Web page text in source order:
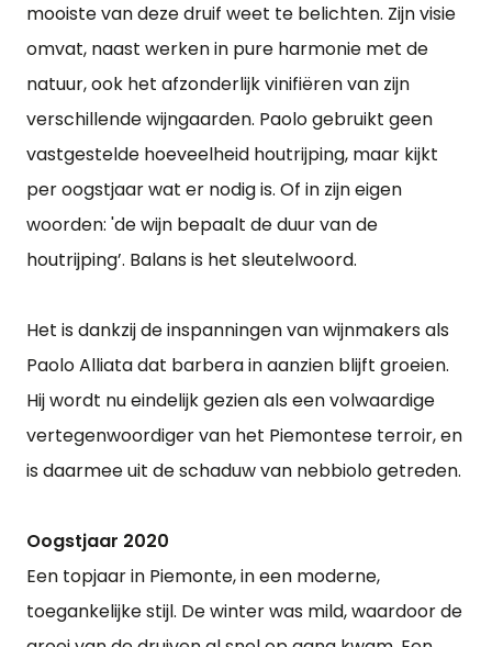
mooiste van deze druif weet te belichten. Zijn visie
omvat, naast werken in pure harmonie met de
natuur, ook het afzonderlijk vinifiëren van zijn
verschillende wijngaarden. Paolo gebruikt geen
vastgestelde hoeveelheid houtrijping, maar kijkt
per oogstjaar wat er nodig is. Of in zijn eigen
woorden: 'de wijn bepaalt de duur van de
houtrijping’. Balans is het sleutelwoord.
Het is dankzij de inspanningen van wijnmakers als
Paolo Alliata dat barbera in aanzien blijft groeien.
Hij wordt nu eindelijk gezien als een volwaardige
vertegenwoordiger van het Piemontese terroir, en
is daarmee uit de schaduw van nebbiolo getreden.
Oogstjaar 2020
Een topjaar in Piemonte, in een moderne,
toegankelijke stijl. De winter was mild, waardoor de